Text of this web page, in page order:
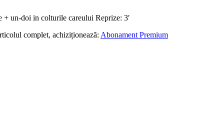
+ un-doi in colturile careului Reprize: 3′
complet, achiziționează: Abonament Premium